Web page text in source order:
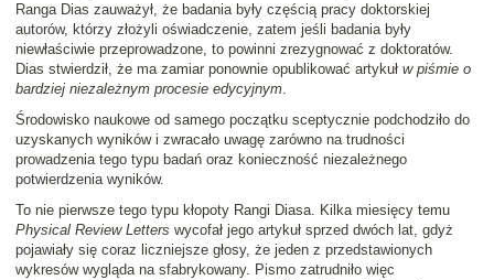
Ranga Dias zauważył, że badania były częścią pracy doktorskiej
autorów, którzy złożyli oświadczenie, zatem jeśli badania były
niewłaściwie przeprowadzone, to powinni zrezygnować z doktoratów.
Dias stwierdził, że ma zamiar ponownie opublikować artykuł w piśmie o
bardziej niezależnym procesie edycyjnym.
Środowisko naukowe od samego początku sceptycznie podchodziło do
uzyskanych wyników i zwracało uwagę zarówno na trudności
prowadzenia tego typu badań oraz konieczność niezależnego
potwierdzenia wyników.
To nie pierwsze tego typu kłopoty Rangi Diasa. Kilka miesięcy temu
Physical Review Letters wycofał jego artykuł sprzed dwóch lat, gdyż
pojawiały się coraz liczniejsze głosy, że jeden z przedstawionych
wykresów wygląda na sfabrykowany. Pismo zatrudniło więc